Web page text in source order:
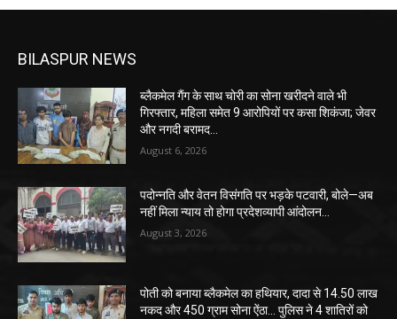
BILASPUR NEWS
ब्लैकमेल गैंग के साथ चोरी का सोना खरीदने वाले भी
गिरफ्तार, महिला समेत 9 आरोपियों पर कसा शिकंजा; जेवर
और नगदी बरामद…
August 6, 2026
पदोन्नति और वेतन विसंगति पर भड़के पटवारी, बोले—अब
नहीं मिला न्याय तो होगा प्रदेशव्यापी आंदोलन…
August 3, 2026
पोती को बनाया ब्लैकमेल का हथियार, दादा से 14.50 लाख
नकद और 450 ग्राम सोना ऐंठा… पुलिस ने 4 शातिरों को